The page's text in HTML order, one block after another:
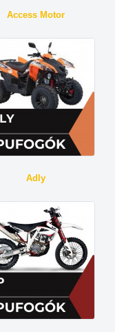
Access Motor
Adly